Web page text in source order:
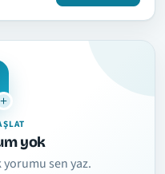
yok
yorumu sen yaz.